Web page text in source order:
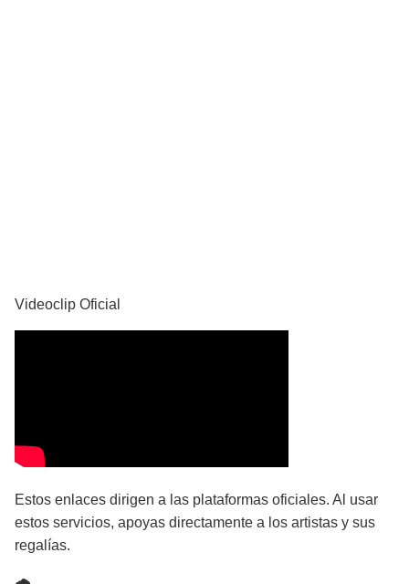
Videoclip Oficial
Estos enlaces dirigen a las plataformas oficiales. Al usar
estos servicios, apoyas directamente a los artistas y sus
regalías.